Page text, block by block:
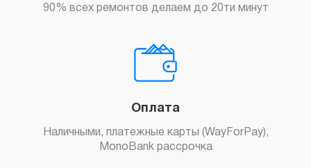
90% всех ремонтов делаем до 20ти минут
Оплата
Наличными, платежные карты (WayForPay),
MonoBank рассрочка